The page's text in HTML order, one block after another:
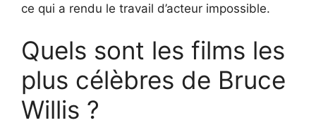
ce qui a rendu le travail d’acteur impossible.
Quels sont les films les
plus célèbres de Bruce
Willis ?